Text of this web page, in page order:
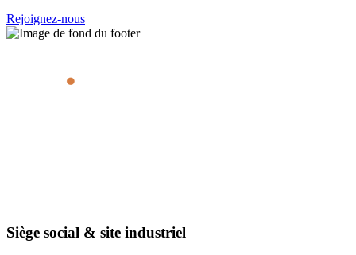
Rejoignez-nous
Siège social & site industriel